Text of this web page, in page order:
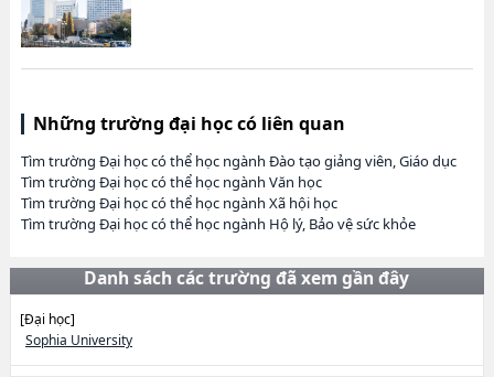
Những trường đại học có liên quan
Tìm trường Đại học có thể học ngành Đào tạo giảng viên, Giáo dục
Tìm trường Đại học có thể học ngành Văn học
Tìm trường Đại học có thể học ngành Xã hội học
Tìm trường Đại học có thể học ngành Hộ lý, Bảo vệ sức khỏe
Danh sách các trường đã xem gần đây
[Đại học]
Sophia University